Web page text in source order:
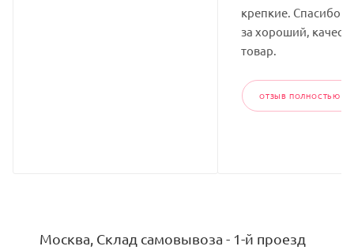
крепкие. Спасибо
за хороший,
товар.
ОТЗЫВ ПОЛНОСТЬЮ
Москва, Склад самовывоза - 1-й проезд